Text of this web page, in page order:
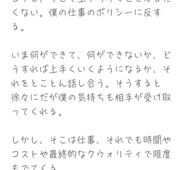
くない。僕の仕事のポリシーに反す
る。
いま何ができて、何ができないか、ど
うすれば上手くいくようになるか、そ
れをとことん話し合う。そうすると
徐々にだが僕の気持ちも相手が受け取
ってくれる。
しかし、そこは仕事、それでも時間や
コストや最終的なクウォリティで限度